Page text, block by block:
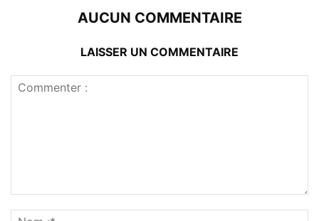
AUCUN COMMENTAIRE
LAISSER UN COMMENTAIRE